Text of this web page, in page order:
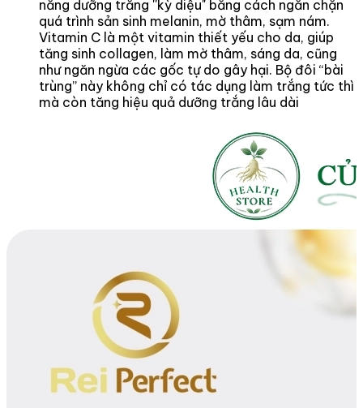
năng dưỡng trắng ''kỳ diệu" bằng cách ngăn chặn
quá trình sản sinh melanin, mờ thâm, sạm nám.
Vitamin C là một vitamin thiết yếu cho da, giúp
tăng sinh collagen, làm mờ thâm, sáng da, cũng
như ngăn ngừa các gốc tự do gây hại. Bộ đôi “bài
trùng” này không chỉ có tác dụng làm trắng tức thì
mà còn tăng hiệu quả dưỡng trắng lâu dài